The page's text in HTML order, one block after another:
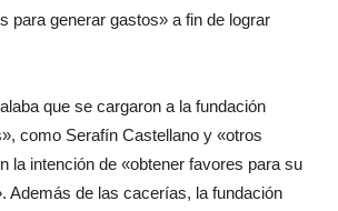
para generar gastos» a fin de lograr
que se cargaron a la fundación
como Serafín Castellano y «otros
la intención de «obtener favores para su
Además de las cacerías, la fundación